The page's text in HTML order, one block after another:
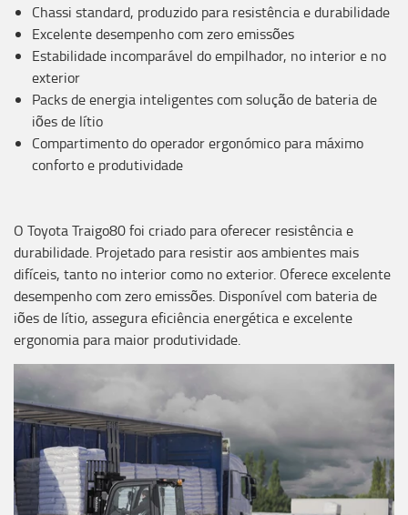
Chassi standard, produzido para resistência e durabilidade
Excelente desempenho com zero emissões
Estabilidade incomparável do empilhador, no interior e no
exterior
Packs de energia inteligentes com solução de bateria de
iões de lítio
Compartimento do operador ergonómico para máximo
conforto e produtividade
O Toyota Traigo80 foi criado para oferecer resistência e
durabilidade. Projetado para resistir aos ambientes mais
difíceis, tanto no interior como no exterior. Oferece excelente
desempenho com zero emissões. Disponível com bateria de
iões de lítio, assegura eficiência energética e excelente
ergonomia para maior produtividade.